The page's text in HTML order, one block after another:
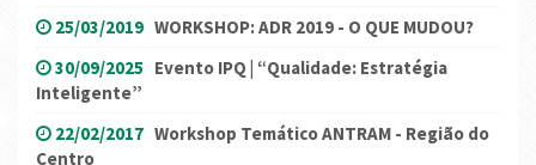
25/03/2019 WORKSHOP: ADR 2019 - O QUE MUDOU?
30/09/2025 Evento IPQ | “Qualidade: Estratégia
Inteligente”
22/02/2017 Workshop Temático ANTRAM - Região do
Centro